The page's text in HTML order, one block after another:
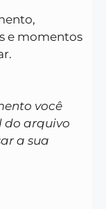
e momentos
você
do arquivo
a sua